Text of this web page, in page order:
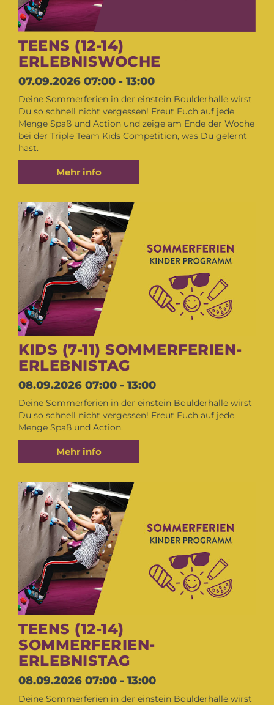
TEENS (12-14)
ERLEBNISWOCHE
07.09.2026 07:00 - 13:00
Deine Sommerferien in der einstein Boulderhalle wirst
Du so schnell nicht vergessen! Freut Euch auf jede
Menge Spaß und Action und zeige am Ende der Woche
bei der Triple Team Kids Competition, was Du gelernt
hast.
Mehr info
KIDS (7-11) SOMMERFERIEN-
ERLEBNISTAG
08.09.2026 07:00 - 13:00
Deine Sommerferien in der einstein Boulderhalle wirst
Du so schnell nicht vergessen! Freut Euch auf jede
Menge Spaß und Action.
Mehr info
TEENS (12-14)
SOMMERFERIEN-
ERLEBNISTAG
08.09.2026 07:00 - 13:00
Deine Sommerferien in der einstein Boulderhalle wirst